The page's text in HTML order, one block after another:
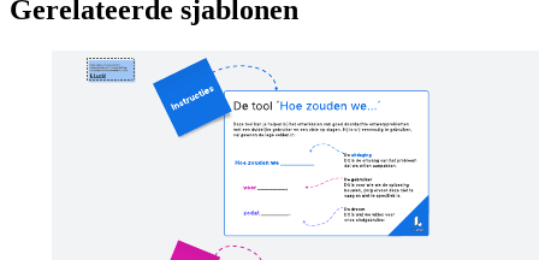
Gerelateerde sjablonen